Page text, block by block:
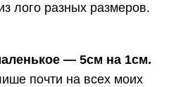
лого разных размеров.
— 5см на 1см.
почти на всех моих